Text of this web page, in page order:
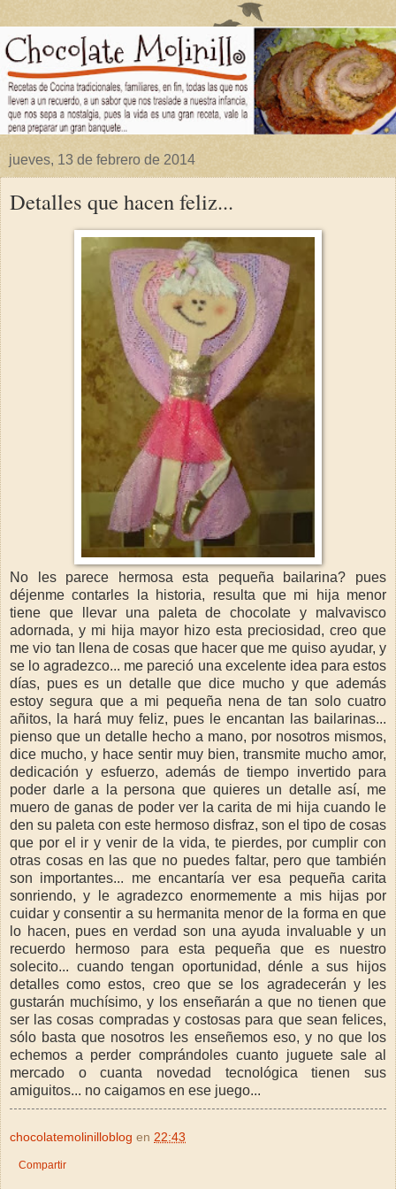
jueves, 13 de febrero de 2014
Detalles que hacen feliz...
No les parece hermosa esta pequeña bailarina? pues
déjenme contarles la historia, resulta que mi hija menor
tiene que llevar una paleta de chocolate y malvavisco
adornada, y mi hija mayor hizo esta preciosidad, creo que
me vio tan llena de cosas que hacer que me quiso ayudar, y
se lo agradezco... me pareció una excelente idea para estos
días, pues es un detalle que dice mucho y que además
estoy segura que a mi pequeña nena de tan solo cuatro
añitos, la hará muy feliz, pues le encantan las bailarinas...
pienso que un detalle hecho a mano, por nosotros mismos,
dice mucho, y hace sentir muy bien, transmite mucho amor,
dedicación y esfuerzo, además de tiempo invertido para
poder darle a la persona que quieres un detalle así, me
muero de ganas de poder ver la carita de mi hija cuando le
den su paleta con este hermoso disfraz, son el tipo de cosas
que por el ir y venir de la vida, te pierdes, por cumplir con
otras cosas en las que no puedes faltar, pero que también
son importantes... me encantaría ver esa pequeña carita
sonriendo, y le agradezco enormemente a mis hijas por
cuidar y consentir a su hermanita menor de la forma en que
lo hacen, pues en verdad son una ayuda invaluable y un
recuerdo hermoso para esta pequeña que es nuestro
solecito... cuando tengan oportunidad, dénle a sus hijos
detalles como estos, creo que se los agradecerán y les
gustarán muchísimo, y los enseñarán a que no tienen que
ser las cosas compradas y costosas para que sean felices,
sólo basta que nosotros les enseñemos eso, y no que los
echemos a perder comprándoles cuanto juguete sale al
mercado o cuanta novedad tecnológica tienen sus
amiguitos... no caigamos en ese juego...
chocolatemolinilloblog en 22:43
Compartir